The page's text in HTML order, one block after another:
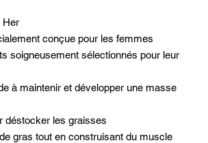
Her
conçue pour les femmes
soigneusement sélectionnés pour leur
à maintenir et développer une masse
déstocker les graisses
gras tout en construisant du muscle